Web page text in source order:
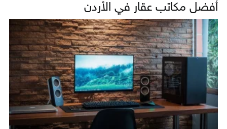
أفضل مكاتب عقار في الأردن